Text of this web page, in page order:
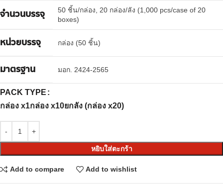
จำนวนบรรจุ
50 ชิ้น/กล่อง, 20 กล่อง/ลัง (1,000 pcs/case of 20
boxes)
หน่วยบรรจุ กล่อง (50 ชิ้น)
มาตรฐาน มอก. 2424-2565
PACK TYPE
กล่อง x1กล่อง x10ยกลัง (กล่อง x20)
หยิบใส่ตะกร้า
Add to compare Add to wishlist